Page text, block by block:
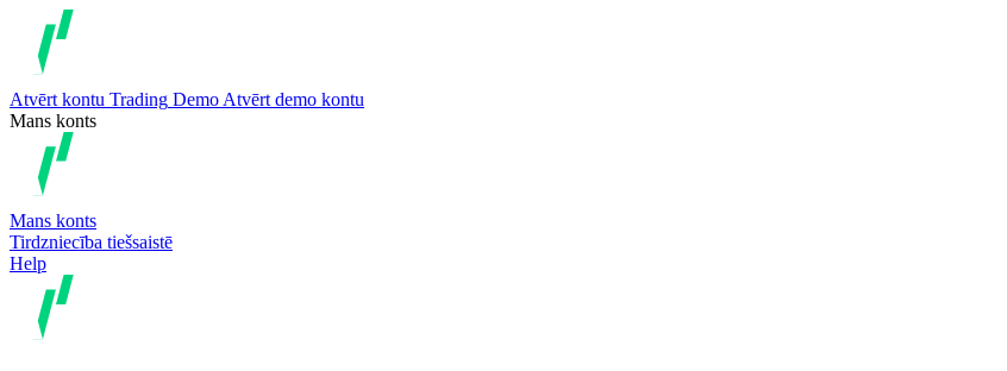
Atvērt kontu Trading Demo Atvērt demo kontu
Mans konts
Mans konts
Tirdzniecība tiešsaistē
Help